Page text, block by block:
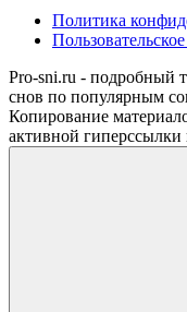
Политика
Pro-sni.ru - подробный
снов по популярным
Копирование
активной гиперссылки